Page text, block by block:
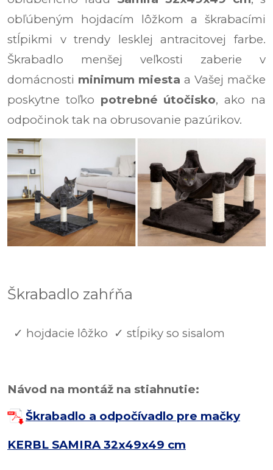
obľúbeným hojdacím lôžkom a škrabacími
stĺpikmi v trendy lesklej antracitovej farbe.
Škrabadlo menšej veľkosti zaberie v
domácnosti minimum miesta a Vašej mačke
poskytne toľko potrebné útočisko, ako na
odpočinok tak na obrusovanie pazúrikov.
Škrabadlo zahŕňa
✓ hojdacie lôžko ✓ stĺpiky so sisalom
Návod na montáž na stiahnutie:
Škrabadlo a odpočívadlo pre mačky
KERBL SAMIRA 32x49x49 cm